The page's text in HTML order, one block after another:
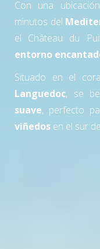
Con una
minutos del
el Château du
entorno
Situado en el
Languedoc, se
suave, perfecto
viñedos en el sur